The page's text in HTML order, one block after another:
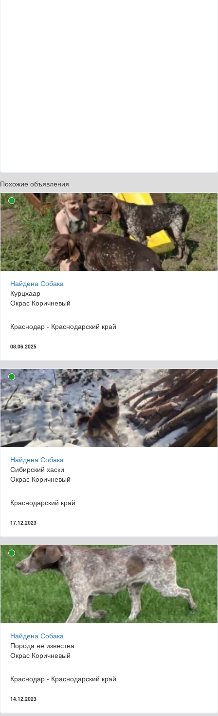
Похожие объявления
Найдена Собака
Курцхаар
Окрас Коричневый
Краснодар - Краснодарский край
08.06.2025
Найдена Собака
Сибирский хаски
Окрас Коричневый
Краснодарский край
17.12.2023
Найдена Собака
Порода не известна
Окрас Коричневый
Краснодар - Краснодарский край
14.12.2023